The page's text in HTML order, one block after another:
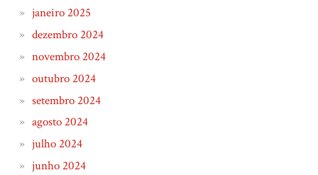
janeiro 2025
dezembro 2024
novembro 2024
outubro 2024
setembro 2024
agosto 2024
julho 2024
junho 2024